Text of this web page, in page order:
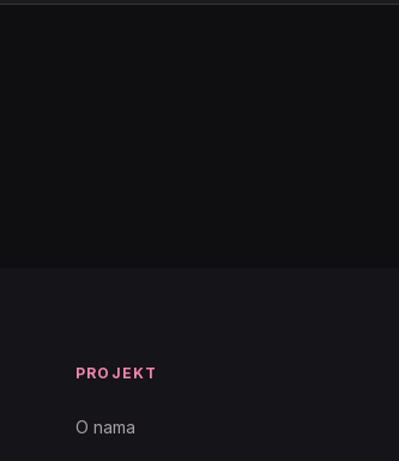
PROJEKT
O nama